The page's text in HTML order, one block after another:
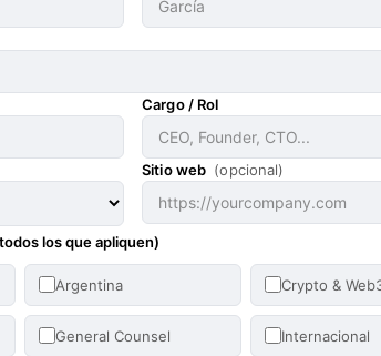
Cargo / Rol
Sitio web (opcional)
los que apliquen)
Argentina Crypto &
General Counsel Internacional